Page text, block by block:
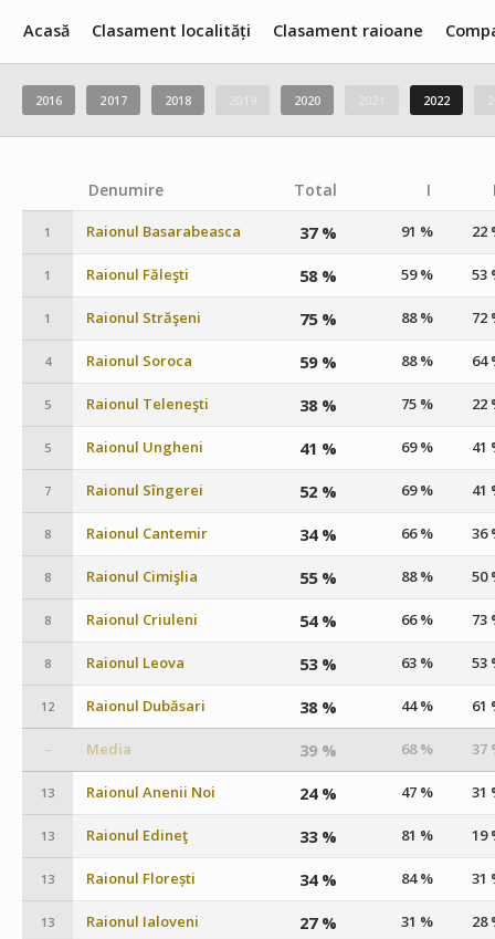
Acasă Clasament localități Clasament raioane
2016 2017 2018 2020 2022
Denumire Total I
1 Raionul Basarabeasca 37 % 91 % 22
1 Raionul Făleşti 58 % 59 % 53
1 Raionul Străşeni 75 % 88 % 72
4 Raionul Soroca 59 % 88 % 64
5 Raionul Teleneşti 38 % 75 % 22
5 Raionul Ungheni 41 % 69 % 41
7 Raionul Sîngerei 52 % 69 % 41
8 Raionul Cantemir 34 % 66 % 36
8 Raionul Cimişlia 55 % 88 % 50
8 Raionul Criuleni 54 % 66 % 73
8 Raionul Leova 53 % 63 % 53
12 Raionul Dubăsari 38 % 44 % 61
– Media 39 % 68 % 37
13 Raionul Anenii Noi 24 % 47 % 31
13 Raionul Edineţ 33 % 81 % 19
13 Raionul Florești 34 % 84 % 31
13 Raionul Ialoveni 27 % 31 % 28